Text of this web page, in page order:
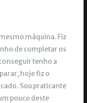
máquina. Fiz
de completar os
tenho a
hoje fiz o
Sou praticante
pouco deste